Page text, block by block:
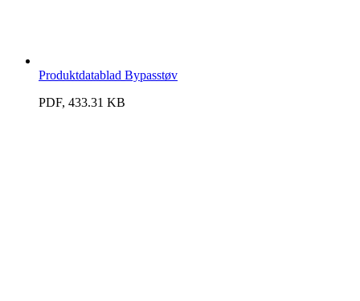
Produktdatablad Bypasstøv
PDF, 433.31 KB